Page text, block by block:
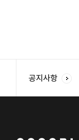
공지사항